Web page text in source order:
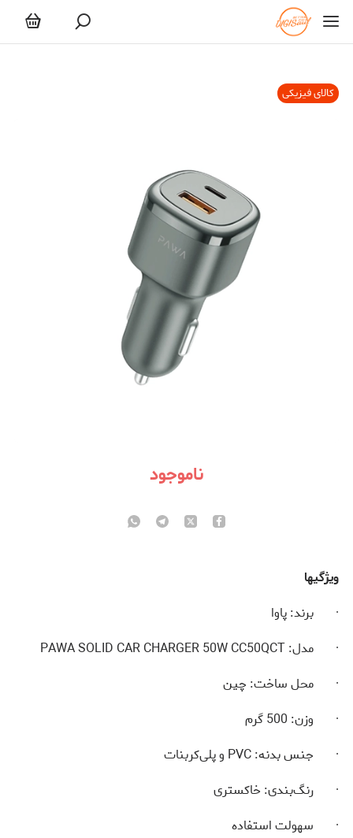
کالای فیزیکی
ناموجود
ویژگی­ها
· برند: پاوا
· مدل: PAWA SOLID CAR CHARGER 50W CC50QCT
· محل ساخت: چین
· وزن: 500 گرم
· جنس بدنه: PVC و پلی‌کربنات
· رنگ‌بندی: خاکستری
· سهولت استفاده